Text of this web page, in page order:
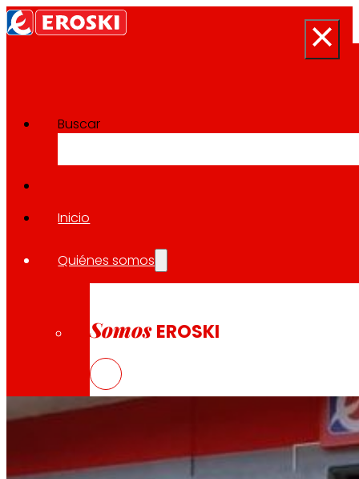
Buscar
Inicio
Quiénes somos
Somos EROSKI
Así somos
Sala de prensa
Volver a todas las noticias
23.05.2024
EROSKI inaugura un nuevo